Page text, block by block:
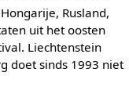
Rusland,
uit het oosten
Liechtenstein
doet sinds 1993 niet